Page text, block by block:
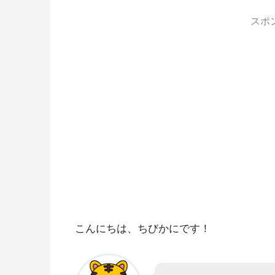
スポ
こんにちは、ちびかにです！